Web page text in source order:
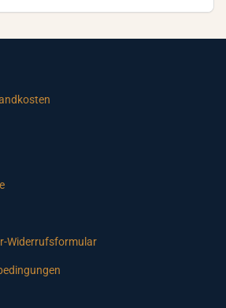
Widerrufsformular